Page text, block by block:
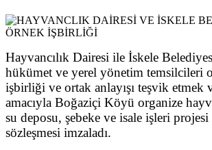
Hayvancılık Dairesi ile İskele
hükümet ve yerel yönetim temsilcileri
işbirliği ve ortak anlayışı teşvik etmek
amacıyla Boğaziçi Köyü organize
su deposu, şebeke ve isale işleri
sözleşmesi imzaladı.